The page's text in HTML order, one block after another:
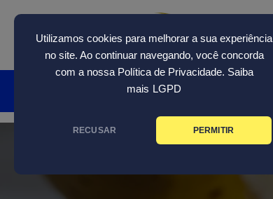
Utilizamos cookies para melhorar a sua experiência
no site. Ao continuar navegando, você concorda
com a nossa Política de Privacidade. Saiba
mais LGPD
RECUSAR PERMITIR
content
HOME